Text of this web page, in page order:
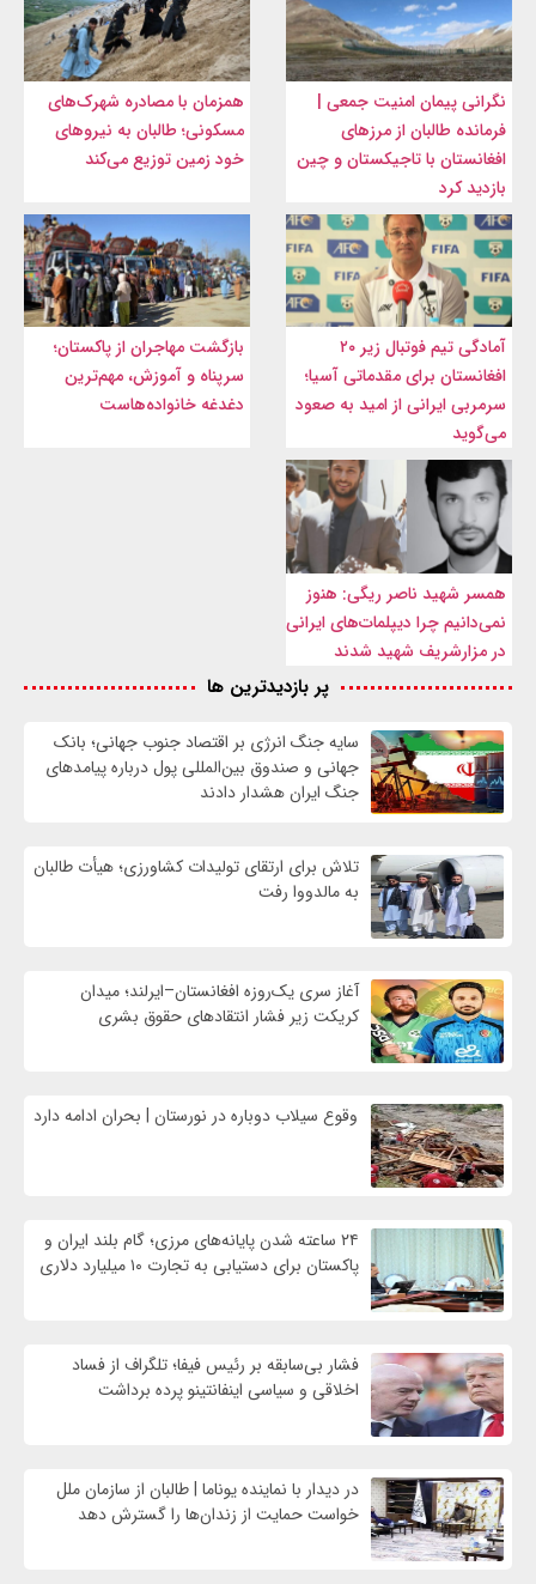
نگرانی پیمان امنیت جمعی |
فرمانده طالبان از مرزهای
افغانستان با تاجیکستان و چین
بازدید کرد
همزمان با مصادره شهرک‌های
مسکونی؛ طالبان به نیروهای
خود زمین توزیع می‌کند
آمادگی تیم فوتبال زیر ۲۰
افغانستان برای مقدماتی آسیا؛
سرمربی ایرانی از امید به صعود
می‌گوید
بازگشت مهاجران از پاکستان؛
سرپناه و آموزش، مهم‌ترین
دغدغه خانواده‌هاست
همسر شهید ناصر ریگی: هنوز
نمی‌دانیم چرا دیپلمات‌های ایرانی
در مزارشریف شهید شدند
پر بازدیدترین ها
سایه جنگ انرژی بر اقتصاد جنوب جهانی؛ بانک
جهانی و صندوق بین‌المللی پول درباره پیامدهای
جنگ ایران هشدار دادند
تلاش برای ارتقای تولیدات کشاورزی؛ هیأت طالبان
به مالدووا رفت
آغاز سری یک‌روزه افغانستان–ایرلند؛ میدان
کریکت زیر فشار انتقادهای حقوق بشری
وقوع سیلاب دوباره در نورستان | بحران ادامه دارد
۲۴ ساعته شدن پایانه‌های مرزی؛ گام بلند ایران و
پاکستان برای دستیابی به تجارت ۱۰ میلیارد دلاری
فشار بی‌سابقه بر رئیس فیفا؛ تلگراف از فساد
اخلاقی و سیاسی اینفانتینو پرده برداشت
در دیدار با نماینده یوناما | طالبان از سازمان ملل
خواست حمایت از زندان‌ها را گسترش دهد